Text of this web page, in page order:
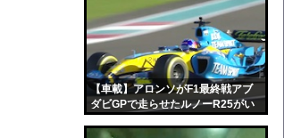
【車載】アロンソがF1最終戦アブ
ダビGPで走らせたルノーR25がい